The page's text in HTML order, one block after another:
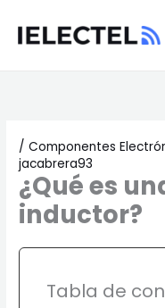
/Componentes
jacabrera93
¿Qué es
inductor?
Tabla de